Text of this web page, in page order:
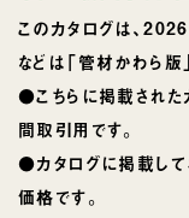
このカタログは、
などは「管材かわら版
●こちらに掲載され
間取引用です。
●カタログに掲載し
価格です。